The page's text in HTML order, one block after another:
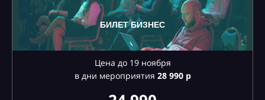
БИЛЕТ БИЗНЕС
Цена до 19 ноября
в дни мероприятия 28990 р